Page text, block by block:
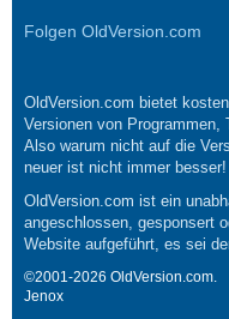
Folgen OldVersion.com
OldVersion.com bietet
Versionen von Programmen,
Also warum nicht auf die
neuer ist nicht immer besser!
OldVersion.com ist ein
angeschlossen, gesponsert
Website aufgeführt, es sei
©2001-2026 OldVersion.com.
Jenox